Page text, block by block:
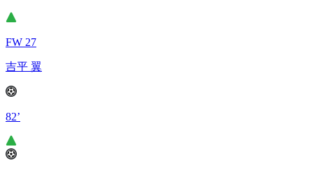
FW 27
吉平 翼
82’